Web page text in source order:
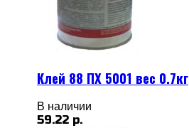
Клей 88 ПХ 5001 вес 0.7кг
В наличии
59.22 р.